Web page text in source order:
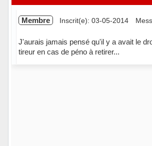
Membre Inscrit(e): 03-05-2014
J'aurais jamais pensé qu'il y a avait le
tireur en cas de péno à retirer...